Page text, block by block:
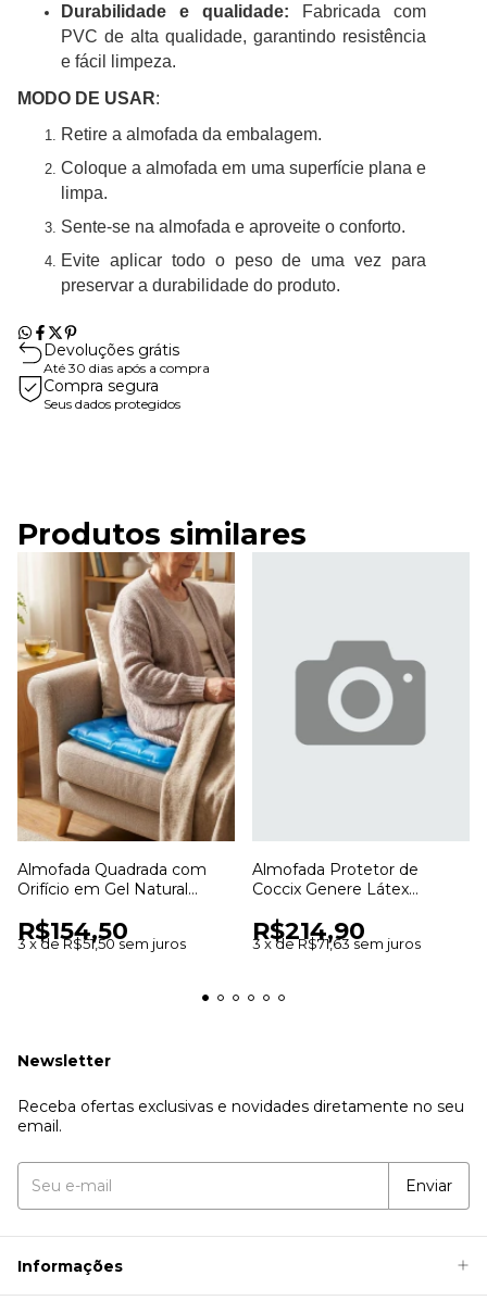
Durabilidade e qualidade: Fabricada com
PVC de alta qualidade, garantindo resistência
e fácil limpeza.
MODO DE USAR:
Retire a almofada da embalagem.
Coloque a almofada em uma superfície plana e
limpa.
Sente-se na almofada e aproveite o conforto.
Evite aplicar todo o peso de uma vez para
preservar a durabilidade do produto.
Devoluções grátis
Até 30 dias após a compra
Compra segura
Seus dados protegidos
Produtos similares
Almofada Quadrada com
Orifício em Gel Natural
Alívio de Pressão
R$154,50
3 xdeR$51,50 sem juros
Almofada Protetor de
Coccix Genere Látex
Alívio ao Sentar
R$214,90
3 xdeR$71,63 sem juros
Newsletter
Receba ofertas exclusivas e novidades diretamente no seu
email.
Informações